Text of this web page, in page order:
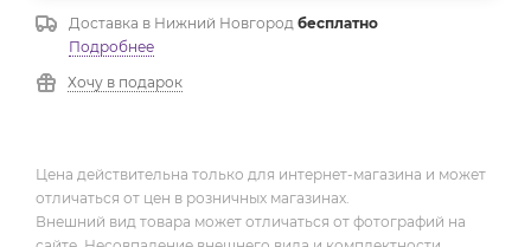
Доставка в Нижний Новгород бесплатно
Подробнее
Хочу в подарок
Цена действительна только для интернет-магазина и может
отличаться от цен в розничных магазинах.
Внешний вид товара может отличаться от фотографий на